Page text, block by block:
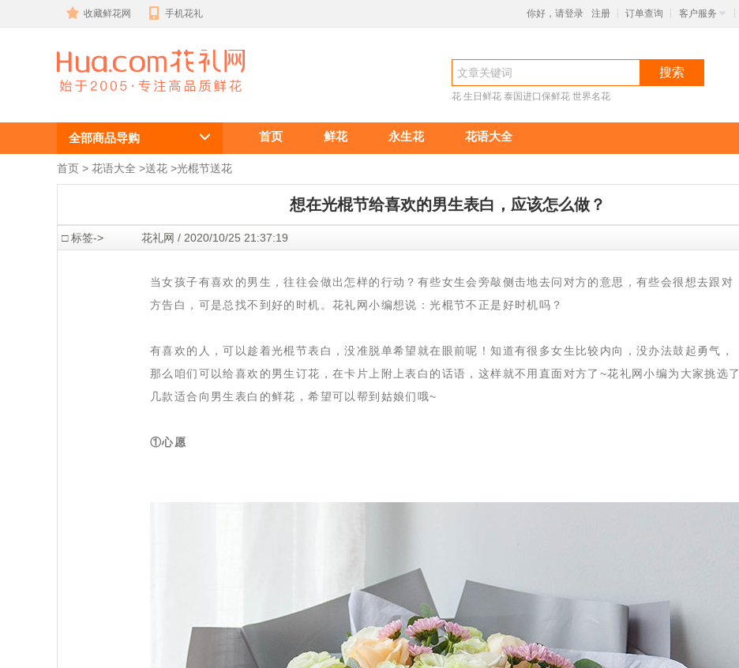
收藏鲜花网 手机花礼 你好，请登录 注册 订单查询 客户服务
光棍节脱单 ,
光棍节送花，
光棍节给男生
搜索
花 生日鲜花 泰国进口保鲜花 世界名花
全部商品导购 首页 鲜花 永生花 花语大全
首页 > 花语大全 >送花 >光棍节送花
想在光棍节给喜欢的男生表白，应该怎么做？
□ 标签-> 花礼网 / 2020/10/25 21:37:19
当女孩子有喜欢的男生，往往会做出怎样的行动？有些女生会旁敲侧击地去问对方的意思，有些会很想去跟对
方告白，可是总找不到好的时机。花礼网小编想说：光棍节不正是好时机吗？
有喜欢的人，可以趁着光棍节表白，没准脱单希望就在眼前呢！知道有很多女生比较内向，没办法鼓起勇气，
那么咱们可以给喜欢的男生订花，在卡片上附上表白的话语，这样就不用直面对方了~花礼网小编为大家挑选了
几款适合向男生表白的鲜花，希望可以帮到姑娘们哦~
①心愿